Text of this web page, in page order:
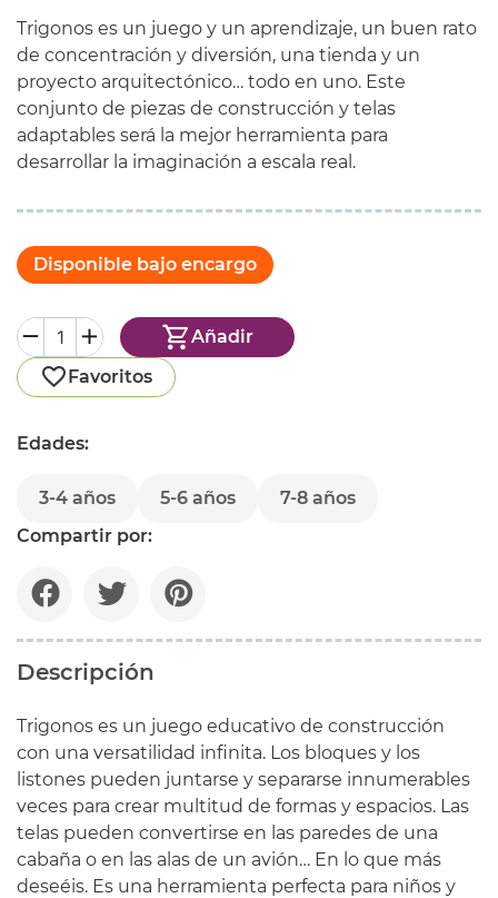
Trigonos es un juego y un aprendizaje, un buen rato
de concentración y diversión, una tienda y un
proyecto arquitectónico… todo en uno. Este
conjunto de piezas de construcción y telas
adaptables será la mejor herramienta para
desarrollar la imaginación a escala real.
Disponible bajo encargo
Añadir
Favoritos
Edades:
3-4 años 5-6 años
7-8 años
Compartir por:
Descripción
Trigonos es un juego educativo de construcción
con una versatilidad infinita. Los bloques y los
listones pueden juntarse y separarse innumerables
veces para crear multitud de formas y espacios. Las
telas pueden convertirse en las paredes de una
cabaña o en las alas de un avión… En lo que más
deseéis. Es una herramienta perfecta para niños y